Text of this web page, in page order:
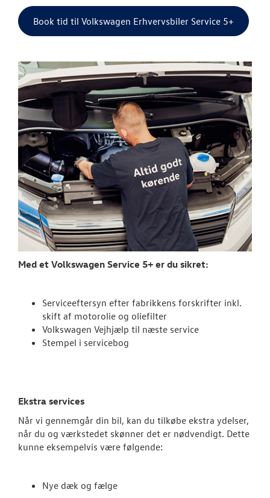
Volkswagen
Koncepter og
Længere
slid
Volkswagen
Service 5+
VW Connect
Autoriseret
JOB OG
Book tid til Volkswagen Erhvervsbiler Service 5+
Med et Volkswagen Service 5+ er du sikret:
Serviceeftersyn efter fabrikkens forskrifter inkl.
skift af motorolie og oliefilter
Volkswagen Vejhjælp til næste service
Stempel i servicebog
Ekstra services
Når vi gennemgår din bil, kan du tilkøbe ekstra ydelser,
når du og værkstedet skønner det er nødvendigt. Dette
kunne eksempelvis være følgende:
Nye dæk og fælge